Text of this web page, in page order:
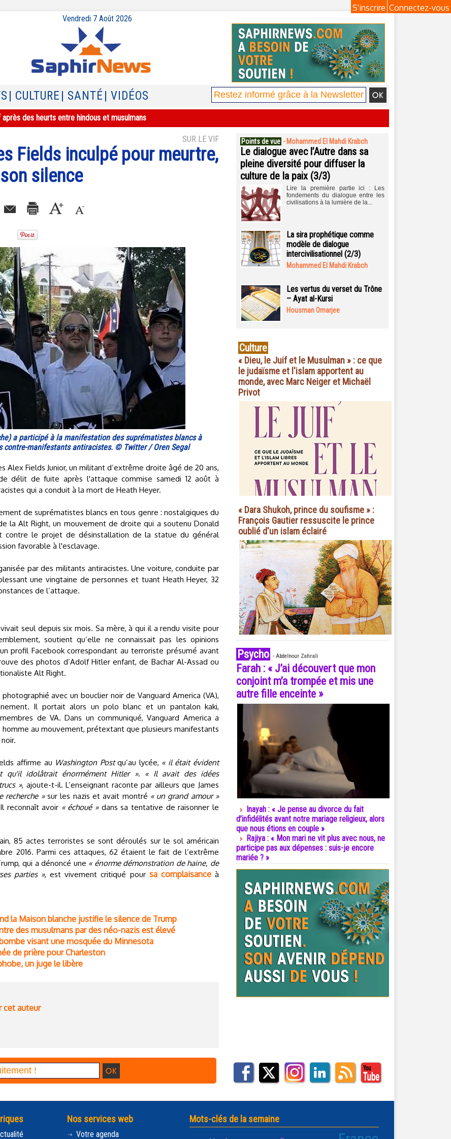
Connectez-vous
S'inscrire
Vendredi 7 Août 2026
| CULTURE | SANTÉ | VIDÉOS
des heurts entre hindous et musulmans
SUR LE VIF
Fields inculpé pour meurtre,
silence
a participé à la manifestation des suprématistes blancs à
contre-manifestants antiracistes. © Twitter / Oren Segal
Alex Fields Junior, un militant d’extrême droite âgé de 20 ans,
délit de fuite après l'attaque commise samedi 12 août à
qui a conduit à la mort de Heath Heyer.
de suprématistes blancs en tous genre : nostalgiques du
la Alt Right, un mouvement de droite qui a soutenu Donald
contre le projet de désinstallation de la statue du général
favorable à l'esclavage.
par des militants antiracistes. Une voiture, conduite par
une vingtaine de personnes et tuant Heath Heyer, 32
de l’attaque.
seul depuis six mois. Sa mère, à qui il a rendu visite pour
soutient qu’elle ne connaissait pas les opinions
profil Facebook correspondant au terroriste présumé avant
des photos d’Adolf Hitler enfant, de Bachar Al-Assad ou
Alt Right.
avec un bouclier noir de Vanguard America (VA),
Il portait alors un polo blanc et un pantalon kaki,
de VA. Dans un communiqué, Vanguard America a
au mouvement, prétextant que plusieurs manifestants
affirme au Washington Postqu’au lycée, « il était évident
idolâtrait énormément Hitler ».
« Il avait des idées
», ajoute-t-il. L’enseignant raconte par ailleurs que James
recherche »sur les nazis et avait montré « un grand amour »
reconnaît avoir « échoué »dans sa tentative de raisonner le
85 actes terroristes se sont déroulés sur le sol américain
2016. Parmi ces attaques, 62 étaient le fait de l’extrême
qui a dénoncé une « énorme démonstration de haine, de
parties », est vivement critiqué pour sa complaisanceà
la Maison blanche justifie le silence de Trump
des musulmans par des néo-nazis est élevé
visant une mosquée du Minnesota
de prière pour Charleston
un juge le libère
cet auteur
Points de vue - Mohammed El Mahdi Krabch
Le dialogue avec l’Autre dans sa
pleine diversité pour diffuser la
culture de la paix (3/3)
Lire la première partie ici : Les
fondements du dialogue entre les
civilisations à la lumière de la...
La sira prophétique comme
modèle de dialogue
intercivilisationnel (2/3)
Mohammed El Mahdi Krabch
Les vertus du verset du Trône
– Ayat al-Kursi
Housman Omarjee
Culture
« Dieu, le Juif et le Musulman » : ce que
le judaïsme et l'islam apportent au
monde, avec Marc Neiger et Michaël
Privot
« Dara Shukoh, prince du soufisme » :
François Gautier ressuscite le prince
oublié d'un islam éclairé
Psycho - Abdelnour Zahrali
Farah : « J’ai découvert que mon
conjoint m’a trompée et mis une
autre fille enceinte »
Inayah : « Je pense au divorce du fait
d’infidélités avant notre mariage religieux, alors
que nous étions en couple »
Rajiya : « Mon mari ne vit plus avec nous, ne
participe pas aux dépenses : suis-je encore
mariée ? »
Nos services web
Votre agenda
Mots-clés de la semaine